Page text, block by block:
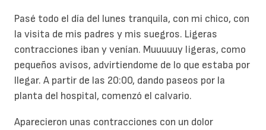
Pasé todo el día del lunes tranquila, con mi chico, con
la visita de mis padres y mis suegros. Ligeras
contracciones iban y venían. Muuuuuy ligeras, como
pequeños avisos, advirtiendome de lo que estaba por
llegar. A partir de las 20:00, dando paseos por la
planta del hospital, comenzó el calvario.
Aparecieron unas contracciones con un dolor